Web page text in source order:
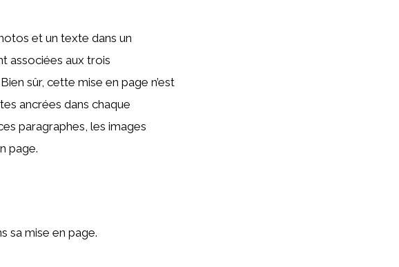
et un texte dans un
associées aux trois
sûr, cette mise en page n’est
ancrées dans chaque
paragraphes, les images
page.
sa mise en page.